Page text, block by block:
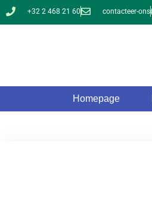
+32 2 468 21 60 contacteer-ons
Homepage